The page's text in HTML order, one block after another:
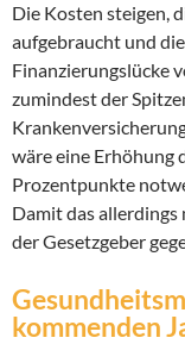
Die Kosten steigen,
aufgebraucht und
Finanzierungslücke
zumindest der
wäre eine Erhöhung
Prozentpunkte
Damit das
der Gesetzgeber
kommenden